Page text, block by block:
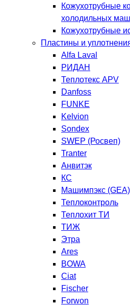
Кожухотрубные
холодильных
Кожухотрубные
Пластины и
Alfa Laval
РИДАН
Теплотекс APV
Danfoss
FUNKE
Kelvion
Sondex
SWEP (Росвеп)
Tranter
Анвитэк
КС
Машимпэкс (GEA)
Теплоконтроль
Теплохит ТИ
ТИЖ
Этра
Ares
BOWA
Ciat
Fischer
Forwon